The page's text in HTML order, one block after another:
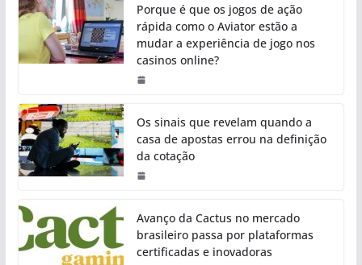
Porque é que os jogos de ação
rápida como o Aviator estão a
mudar a experiência de jogo nos
casinos online?
Os sinais que revelam quando a
casa de apostas errou na definição
da cotação
Avanço da Cactus no mercado
brasileiro passa por plataformas
certificadas e inovadoras